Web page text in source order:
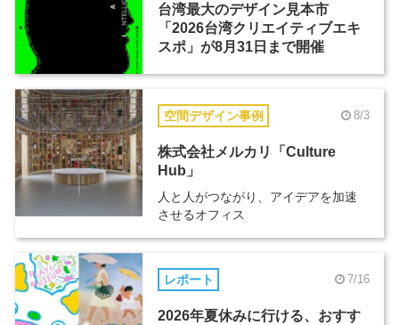
台湾最大のデザイン見本市
「2026台湾クリエイティブエキ
スポ」が8月31日まで開催
空間デザイン事例 8/3
株式会社メルカリ「Culture
Hub」
人と人がつながり、アイデアを加速
させるオフィス
レポート 7/16
2026年夏休みに行ける、おすす